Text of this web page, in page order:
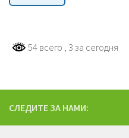
54 всего , 3 за сегодня
СЛЕДИТЕ ЗА НАМИ: